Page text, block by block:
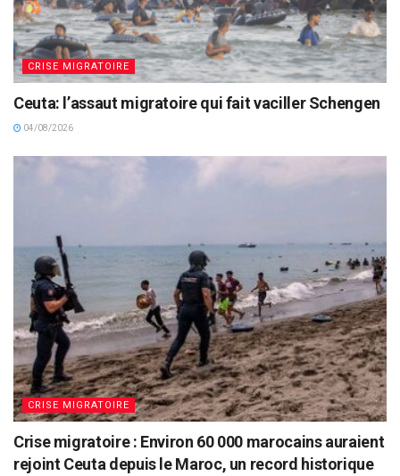
CRISE MIGRATOIRE
Ceuta: l’assaut migratoire qui fait vaciller Schengen
04/08/2026
CRISE MIGRATOIRE
Crise migratoire : Environ 60 000 marocains auraient
rejoint Ceuta depuis le Maroc, un record historique